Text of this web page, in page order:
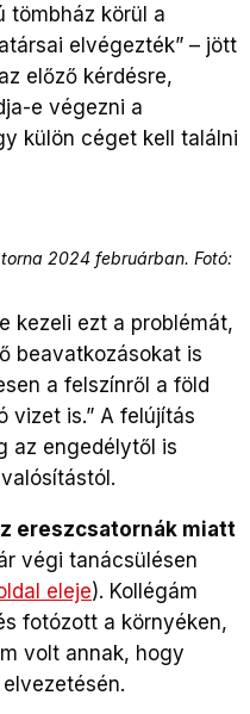
tömbház körül a
elvégezték” – jött
előző kérdésre,
e végezni a
külön céget kell találni
2024 februárban. Fotó:
kezeli ezt a problémát,
beavatkozásokat is
a felszínről a föld
vizet is.” A felújítás
az engedélytől is
ereszcsatornák miatt
végi tanácsülésen
eleje). Kollégám
fotózott a környéken,
volt annak, hogy